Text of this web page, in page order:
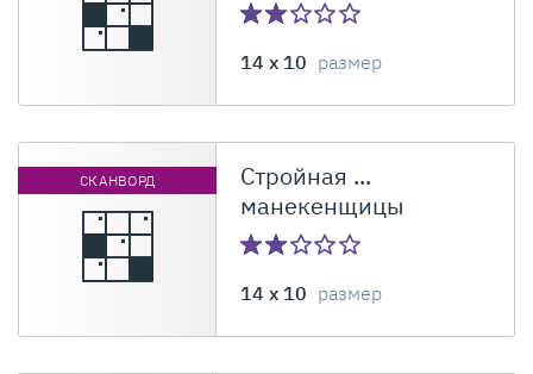
14 x 10 размер
СКАНВОРД
Стройная ...
манекенщицы
14 x 10 размер